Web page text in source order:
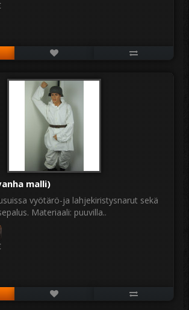
malli)
vyötärö-ja lahjekiristysnarut sekä
Materiaali: puuvilla..